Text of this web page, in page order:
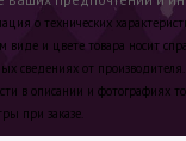
о технических
виде и цвете товара носит
сведениях от
в описании и фотографиях
при заказе.